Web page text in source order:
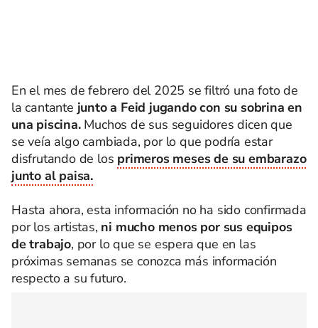
En el mes de febrero del 2025 se filtró una foto de
la cantante junto a Feid jugando con su sobrina en
una piscina. Muchos de sus seguidores dicen que
se veía algo cambiada, por lo que podría estar
disfrutando de los primeros meses de su embarazo
junto al paisa.
Hasta ahora, esta información no ha sido confirmada
por los artistas, ni mucho menos por sus equipos
de trabajo, por lo que se espera que en las
próximas semanas se conozca más información
respecto a su futuro.